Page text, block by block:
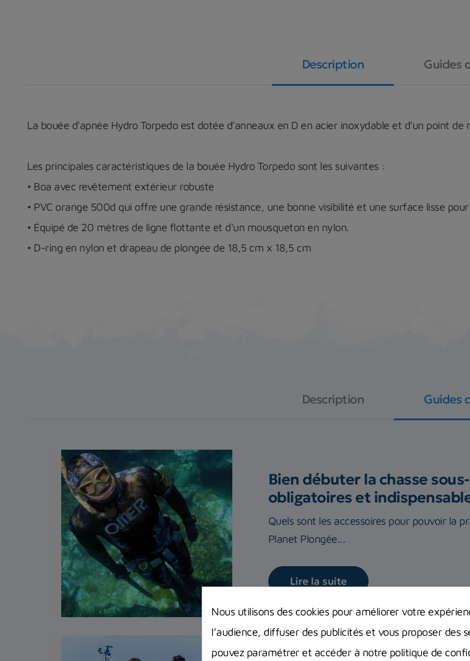
Description Guides
La bouée d'apnée Hydro Torpedo est dotée d'anneaux en D en acier inoxydable et d'un point
Les principales caractéristiques de la bouée Hydro Torpedo sont les suivantes :
• Boa avec revêtement extérieur robuste
• PVC orange 500d qui offre une grande résistance, une bonne visibilité et une surface lisse
• Équipé de 20 mètres de ligne flottante et d'un mousqueton en nylon.
• D-ring en nylon et drapeau de plongée de 18,5 cm x 18,5 cm
Description Guides
Bien débuter la chasse
obligatoires et
Quels sont les accessoires pour pouvoir la
Planet Plongée...
Lire la suite
Nous utilisons des cookies pour améliorer votre
l’audience, diffuser des publicités et vous proposer des
pouvez paramétrer et accéder à notre politique de